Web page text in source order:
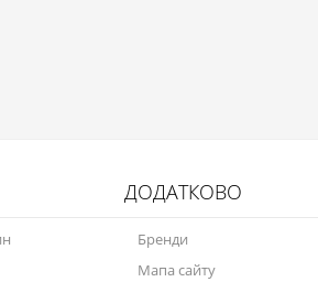
ДОДАТКОВО
Бренди
Мапа сайту